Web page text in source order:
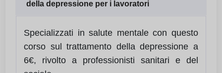
della depressione per i lavoratori
Specializzati in salute mentale con questo
corso sul trattamento della depressione a
6€, rivolto a professionisti sanitari e del